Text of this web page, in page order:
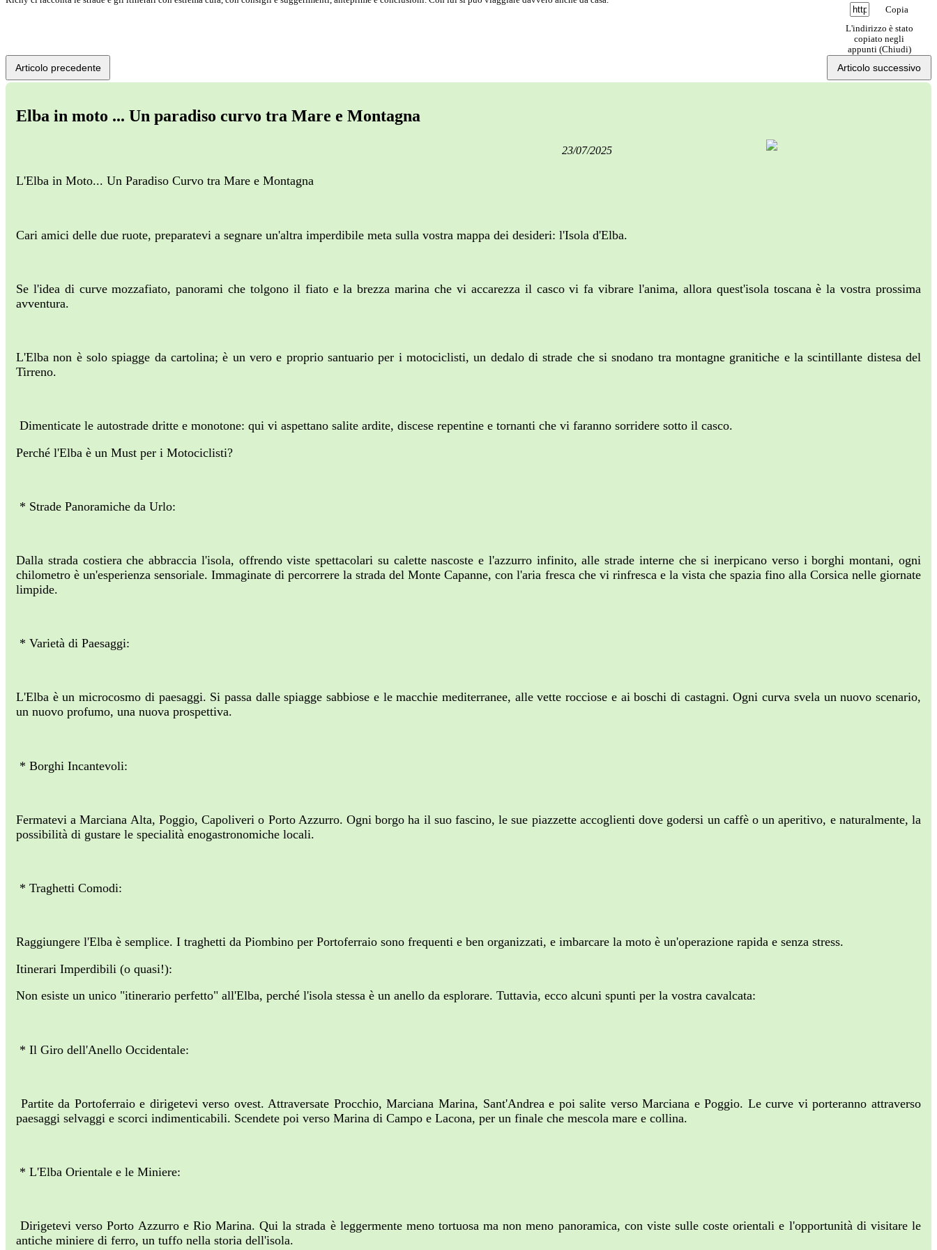
Copia
L'indirizzo è stato
copiato negli
appunti (Chiudi)
Articolo precedente Articolo successivo
Elba in moto ... Un paradiso curvo tra Mare e Montagna
23/07/2025
L'Elba in Moto... Un Paradiso Curvo tra Mare e Montagna
Cari amici delle due ruote, preparatevi a segnare un'altra imperdibile meta sulla vostra mappa dei desideri: l'Isola d'Elba.
Se l'idea di curve mozzafiato, panorami che tolgono il fiato e la brezza marina che vi accarezza il casco vi fa vibrare l'anima, allora quest'isola toscana è la vostra prossima
avventura.
L'Elba non è solo spiagge da cartolina; è un vero e proprio santuario per i motociclisti, un dedalo di strade che si snodano tra montagne granitiche e la scintillante distesa del
Tirreno.
Dimenticate le autostrade dritte e monotone: qui vi aspettano salite ardite, discese repentine e tornanti che vi faranno sorridere sotto il casco.
Perché l'Elba è un Must per i Motociclisti?
* Strade Panoramiche da Urlo:
Dalla strada costiera che abbraccia l'isola, offrendo viste spettacolari su calette nascoste e l'azzurro infinito, alle strade interne che si inerpicano verso i borghi montani, ogni
chilometro è un'esperienza sensoriale. Immaginate di percorrere la strada del Monte Capanne, con l'aria fresca che vi rinfresca e la vista che spazia fino alla Corsica nelle giornate
limpide.
* Varietà di Paesaggi:
L'Elba è un microcosmo di paesaggi. Si passa dalle spiagge sabbiose e le macchie mediterranee, alle vette rocciose e ai boschi di castagni. Ogni curva svela un nuovo scenario,
un nuovo profumo, una nuova prospettiva.
* Borghi Incantevoli:
Fermatevi a Marciana Alta, Poggio, Capoliveri o Porto Azzurro. Ogni borgo ha il suo fascino, le sue piazzette accoglienti dove godersi un caffè o un aperitivo, e naturalmente, la
possibilità di gustare le specialità enogastronomiche locali.
* Traghetti Comodi:
Raggiungere l'Elba è semplice. I traghetti da Piombino per Portoferraio sono frequenti e ben organizzati, e imbarcare la moto è un'operazione rapida e senza stress.
Itinerari Imperdibili (o quasi!):
Non esiste un unico "itinerario perfetto" all'Elba, perché l'isola stessa è un anello da esplorare. Tuttavia, ecco alcuni spunti per la vostra cavalcata:
* Il Giro dell'Anello Occidentale:
Partite da Portoferraio e dirigetevi verso ovest. Attraversate Procchio, Marciana Marina, Sant'Andrea e poi salite verso Marciana e Poggio. Le curve vi porteranno attraverso
paesaggi selvaggi e scorci indimenticabili. Scendete poi verso Marina di Campo e Lacona, per un finale che mescola mare e collina.
* L'Elba Orientale e le Miniere:
Dirigetevi verso Porto Azzurro e Rio Marina. Qui la strada è leggermente meno tortuosa ma non meno panoramica, con viste sulle coste orientali e l'opportunità di visitare le
antiche miniere di ferro, un tuffo nella storia dell'isola.